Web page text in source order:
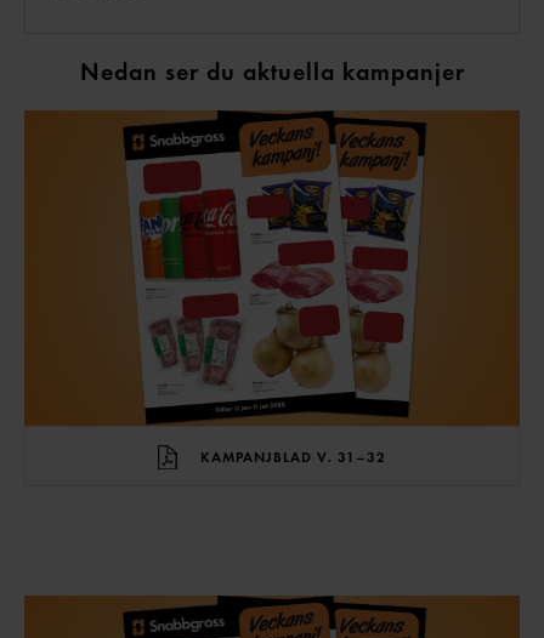
Nedan ser du aktuella kampanjer
KAMPANJBLAD V. 31–32